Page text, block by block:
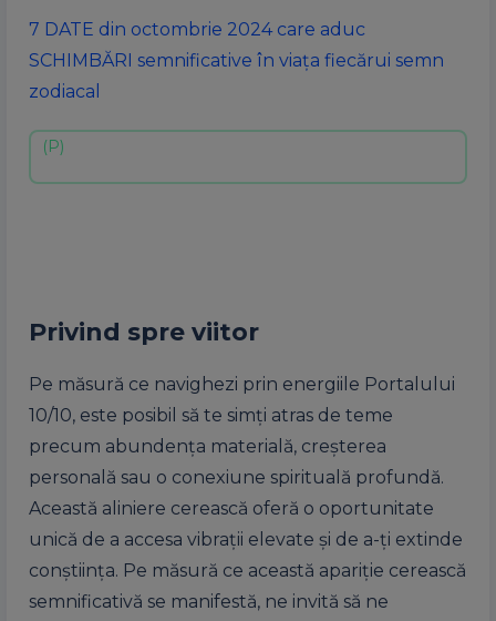
7 DATE din octombrie 2024 care aduc
SCHIMBĂRI semnificative în viața fiecărui semn
zodiacal
Privind spre viitor
Pe măsură ce navighezi prin energiile Portalului
10/10, este posibil să te simți atras de teme
precum abundența materială, creșterea
personală sau o conexiune spirituală profundă.
Această aliniere cerească oferă o oportunitate
unică de a accesa vibrații elevate și de a-ți extinde
conștiința. Pe măsură ce această apariție cerească
semnificativă se manifestă, ne invită să ne